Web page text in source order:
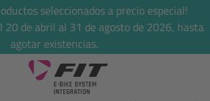
seleccionados a precio especial!
20 de abril al 31 de agosto de 2026, hasta
agotar existencias.